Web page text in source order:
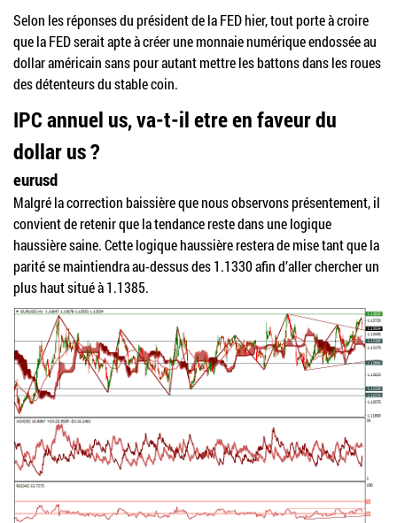
Selon les réponses du président de la FED hier, tout porte à croire
que la FED serait apte à créer une monnaie numérique endossée au
dollar américain sans pour autant mettre les battons dans les roues
des détenteurs du stable coin.
IPC annuel us, va-t-il etre en faveur du
dollar us ?
eurusd
Malgré la correction baissière que nous observons présentement, il
convient de retenir que la tendance reste dans une logique
haussière saine. Cette logique haussière restera de mise tant que la
parité se maintiendra au-dessus des 1.1330 afin d’aller chercher un
plus haut situé à 1.1385.